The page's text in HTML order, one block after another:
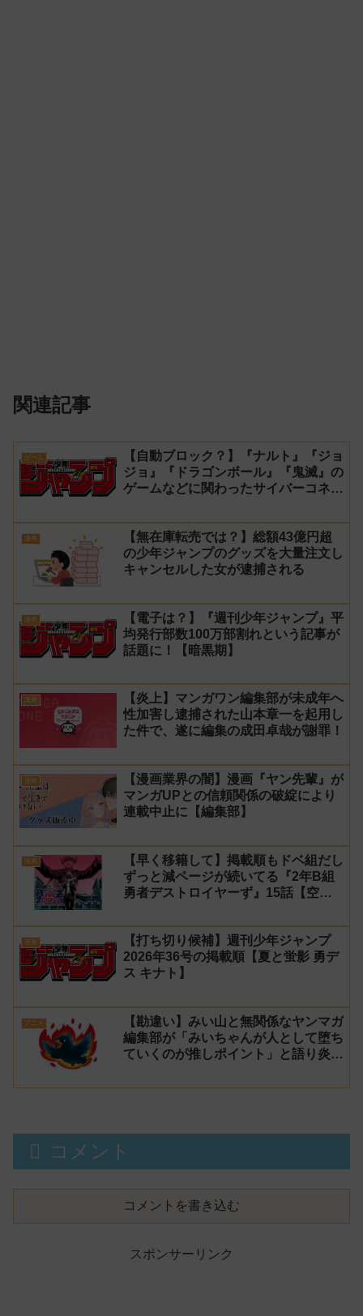
関連記事
ゲーム
【自動ブロック？】『ナルト』『ジョ
ジョ』『ドラゴンボール』『鬼滅』の
ゲームなどに関わったサイバーコネク
ブロックされてしまう
漫画
【無在庫転売では？】総額43億円超
の少年ジャンプのグッズを大量注文し
キャンセルした女が逮捕される
漫画
【電子は？】『週刊少年ジャンプ』平
均発行部数100万部割れという記事が
話題に！【暗黒期】
漫画
【炎上】マンガワン編集部が未成年へ
性加害し逮捕された山本章一を起用し
た件で、遂に編集の成田卓哉が謝罪！
漫画
【漫画業界の闇】漫画『ヤン先輩』が
マンガUPとの信頼関係の破綻により
連載中止に【編集部】
漫画
【早く移籍して】掲載順もドベ組だし
ずっと減ページが続いてる『2年B組
勇者デストロイヤーず』15話【空
漫画
【打ち切り候補】週刊少年ジャンプ
2026年36号の掲載順【夏と蛍影 勇デ
ス キナト】
アニメ
【勘違い】みい山と無関係なヤンマガ
編集部が「みいちゃんが人として堕ち
ていくのが推しポイント」と語り炎上
ス】
コメント
コメントを書き込む
スポンサーリンク